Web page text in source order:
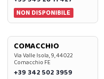
NON DISPONIBILE
COMACCHIO
Via Valle Isola, 9, 44022
Comacchio FE
+39 342 502 3959